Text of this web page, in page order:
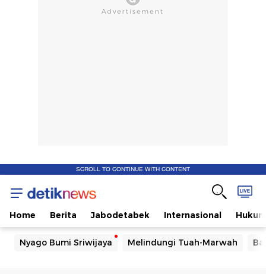
SCROLL TO CONTINUE WITH CONTENT
Home Berita Jabodetabek Internasional Hukum
Nyago Bumi Sriwijaya Melindungi Tuah-Marwah